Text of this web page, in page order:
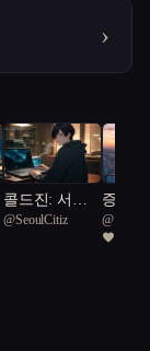
›
콜드진: 서울
프로토콜
@SeoulCitiz
증강
속으로
@보리